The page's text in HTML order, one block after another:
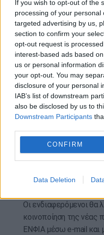
If you wish to opt-out of the
processing of your
targeted advertising by us,
section to confirm your
opt-out request is
interest-based ads based
us or personal information
your opt-out. You may
disclosure of your personal
IAB’s list of downstream
also be disclosed by us to
Downstream Participants
CONFIRM
Data Deletion
Μακεδονίας και της
Φθιώτιδας της
επλήγησαν από τον
-στην Κρήτη και
που εκδηλώθηκαν την
27η Σεπτεμβρίου 2021.
Η επανεκκαθάριση
2025 και 2026
Ικαρίας και Χίου της
και επλήγησαν από τον
30ής Οκτωβρίου 2020.
Πώς θα ενημερωθούν
Οι ενδιαφερόμενοι θα
κοινοποίηση της νέας
ΕΝΦΙΑ μέσω e-mail